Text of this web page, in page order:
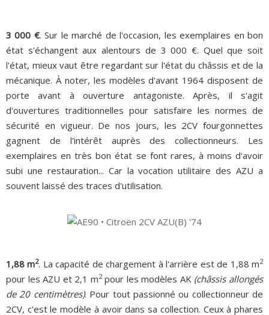
3 000 €. Sur le marché de l'occasion, les exemplaires en bon
état s'échangent aux alentours de 3 000 €. Quel que soit
l'état, mieux vaut être regardant sur l'état du châssis et de la
mécanique. À noter, les modèles d'avant 1964 disposent de
porte avant à ouverture antagoniste. Après, il s'agit
d'ouvertures traditionnelles pour satisfaire les normes de
sécurité en vigueur. De nos jours, les 2CV fourgonnettes
gagnent de l'intérêt auprès des collectionneurs. Les
exemplaires en très bon état se font rares, à moins d'avoir
subi une restauration... Car la vocation utilitaire des AZU a
souvent laissé des traces d'utilisation.
1,88 m2. La capacité de chargement à l'arrière est de 1,88 m2
pour les AZU et 2,1 m2pour les modèles AK (châssis allongés
de 20 centimètres). Pour tout passionné ou collectionneur de
2CV, c'est le modèle à avoir dans sa collection. Ceux à phares